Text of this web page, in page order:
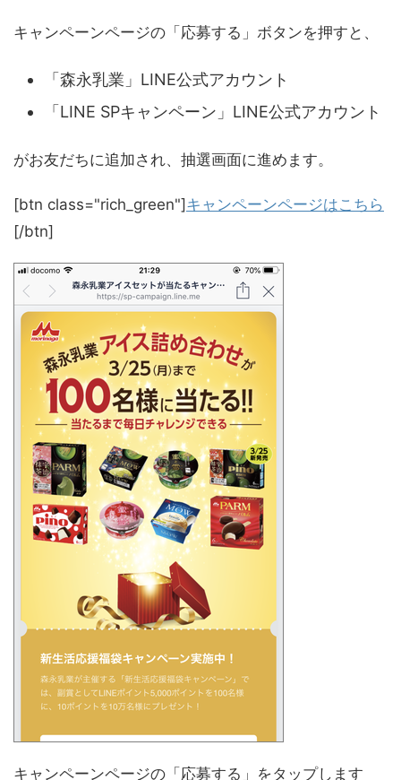
キャンペーンページの「応募する」ボタンを押すと、
「森永乳業」LINE公式アカウント
「LINE SPキャンペーン」LINE公式アカウント
がお友だちに追加され、抽選画面に進めます。
[btn class="rich_green"]キャンペーンページはこちら
[/btn]
キャンペーンページの「応募する」をタップします